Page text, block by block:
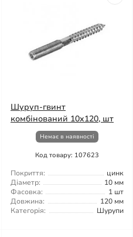
Шуруп-гвинт
комбінований 10x120, шт
Немає в наявності
Код товару: 107623
Покриття:
цинк
Діаметр:
10 мм
Фасовка:
1 шт
Довжина:
120 мм
Категорія:
Шурупи